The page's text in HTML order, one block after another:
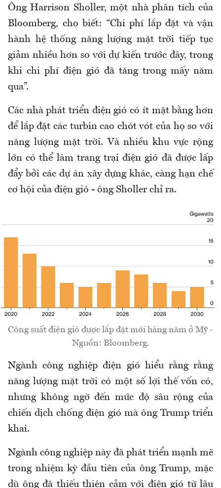
Ông Harrison Sholler, một nhà phân tích của
Bloomberg, cho biết: “Chi phí lắp đặt và vận
hành hệ thống năng lượng mặt trời tiếp tục
giảm nhiều hơn so với dự kiến trước đây, trong
khi chi phí điện gió đã tăng trong mấy năm
qua”.
Các nhà phát triển điện gió có ít mặt bằng hơn
để lắp đặt các turbin cao chót vót của họ so với
năng lượng mặt trời. Và nhiều khu vực rộng
lớn có thể làm trang trại điện gió đã được lấp
đẩy bởi các dự án xây dựng khác, càng hạn chế
cơ hội của điện gió - ông Sholler chỉ ra.
Công suất điện gió được lắp đặt mới hàng năm ở Mỹ -
Nguồn: Bloomberg.
Ngành công nghiệp điện gió hiểu rằng rằng
năng lượng mặt trời có một số lợi thế vốn có,
nhưng không ngờ đến mức độ sâu rộng của
chiến dịch chống điện gió mà ông Trump triển
khai.
Ngành công nghiệp này đã phát triển mạnh mẽ
trong nhiệm kỳ đầu tiên của ông Trump, mặc
dù ông đã thiếu thiện cảm với điện gió từ lâu